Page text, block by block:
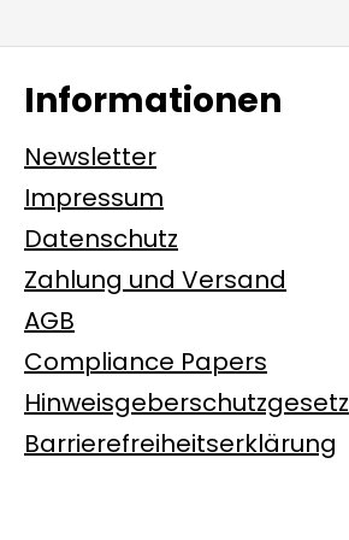
Informationen
Newsletter
Impressum
Datenschutz
Zahlung und Versand
AGB
Compliance Papers
Hinweisgeberschutzgesetz
Barrierefreiheitserklärung